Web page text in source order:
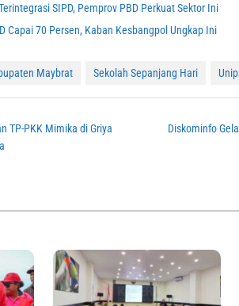
SIPD, Pemprov PBD Perkuat Sektor Ini
Capai 70 Persen, Kaban Kesbangpol Ungkap Ini
Maybrat Sekolah Sepanjang Hari
TP-PKK Mimika di Griya
Diskominfo